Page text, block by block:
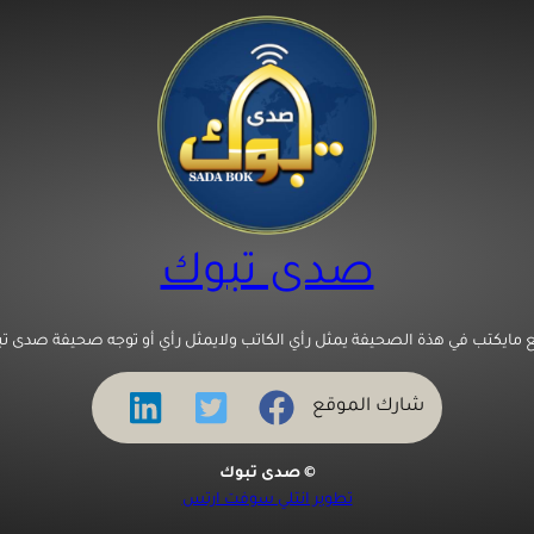
صدى تبوك
مايكتب في هذة الصحيفة يمثل رأي الكاتب ولايمثل رأي أو توجه صحيفة صدى
شارك الموقع
© صدى تبوك
تطوير انتلي سوفت ارتس